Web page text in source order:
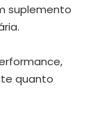
suplemento
quanto